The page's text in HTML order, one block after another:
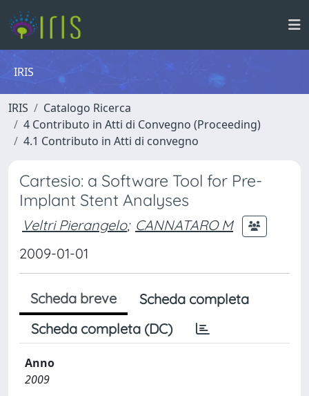
IRIS
IRIS
Catalogo Ricerca
4 Contributo in Atti di Convegno (Proceeding)
4.1 Contributo in Atti di convegno
Cartesio: a Software Tool for Pre-
Implant Stent Analyses
Veltri Pierangelo; CANNATARO M
2009-01-01
Scheda breve
Scheda completa
Scheda completa (DC)
Anno
2009